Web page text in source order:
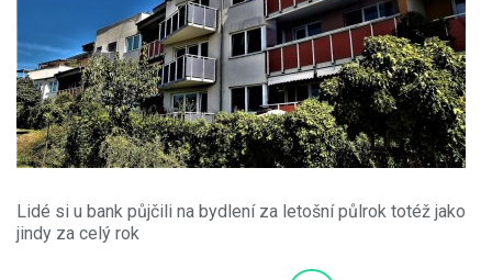
Lidé si u bank půjčili na bydlení za letošní půlrok totéž jako
jindy za celý rok